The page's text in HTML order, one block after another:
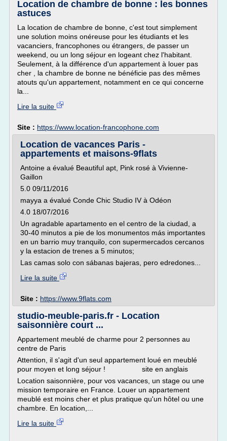
Location de chambre de bonne : les bonnes
astuces
La location de chambre de bonne, c'est tout simplement
une solution moins onéreuse pour les étudiants et les
vacanciers, francophones ou étrangers, de passer un
weekend, ou un long séjour en logeant chez l'habitant.
Seulement, à la différence d'un appartement à louer pas
cher , la chambre de bonne ne bénéficie pas des mêmes
atouts qu'un appartement, notamment en ce qui concerne
la...
Lire la suite
Site : https://www.location-francophone.com
Location de vacances Paris -
appartements et maisons-9flats
Antoine a évalué Beautiful apt, Pink rosé à Vivienne-
Gaillon
5.0 09/11/2016
mayya a évalué Conde Chic Studio IV à Odéon
4.0 18/07/2016
Un agradable apartamento en el centro de la ciudad, a
30-40 minutos a pie de los monumentos más importantes
en un barrio muy tranquilo, con supermercados cercanos
y la estacion de trenes a 5 minutos;
Las camas solo con sábanas bajeras, pero edredones...
Lire la suite
Site : https://www.9flats.com
studio-meuble-paris.fr - Location
saisonnière court ...
Appartement meublé de charme pour 2 personnes au
centre de Paris
Attention, il s'agit d'un seul appartement loué en meublé
pour moyen et long séjour ! site en anglais
Location saisonnière, pour vos vacances, un stage ou une
mission temporaire en France. Louer un appartement
meublé est moins cher et plus pratique qu'un hôtel ou une
chambre. En location,...
Lire la suite